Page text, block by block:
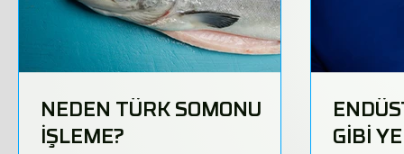
NEDEN TÜRK SOMONU
İŞLEME?
GİBİ